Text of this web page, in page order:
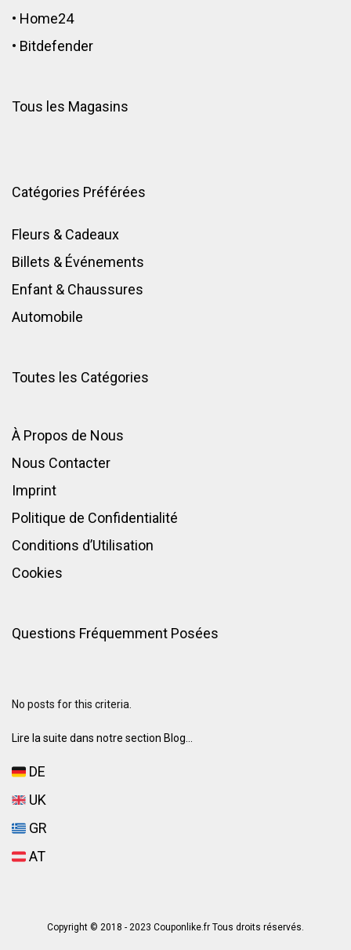
• Home24
• Bitdefender
Tous les Magasins
Catégories Préférées
Fleurs & Cadeaux
Billets & Événements
Enfant & Chaussures
Automobile
Toutes les Catégories
À Propos de Nous
Nous Contacter
Imprint
Politique de Confidentialité
Conditions d’Utilisation
Cookies
Questions Fréquemment Posées
No posts for this criteria.
Lire la suite dans notre section Blog...
DE
UK
GR
AT
Copyright © 2018 - 2023 Couponlike.fr Tous droits réservés.